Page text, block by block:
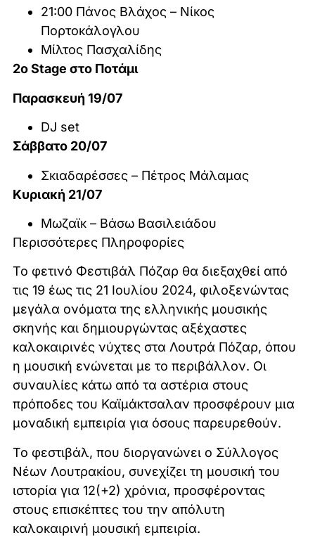
21:00 Πάνος Βλάχος – Νίκος
Πορτοκάλογλου
Μίλτος Πασχαλίδης
2ο Stage στο Ποτάμι
Παρασκευή 19/07
DJ set
Σάββατο 20/07
Σκιαδαρέσσες – Πέτρος Μάλαμας
Κυριακή 21/07
Μωζαϊκ – Βάσω Βασιλειάδου
Περισσότερες Πληροφορίες
Το φετινό Φεστιβάλ Πόζαρ θα διεξαχθεί από
τις 19 έως τις 21 Ιουλίου 2024, φιλοξενώντας
μεγάλα ονόματα της ελληνικής μουσικής
σκηνής και δημιουργώντας αξέχαστες
καλοκαιρινές νύχτες στα Λουτρά Πόζαρ, όπου
η μουσική ενώνεται με το περιβάλλον. Οι
συναυλίες κάτω από τα αστέρια στους
πρόποδες του Καϊμάκτσαλαν προσφέρουν μια
μοναδική εμπειρία για όσους παρευρεθούν.
Το φεστιβάλ, που διοργανώνει ο Σύλλογος
Νέων Λουτρακίου, συνεχίζει τη μουσική του
ιστορία για 12(+2) χρόνια, προσφέροντας
στους επισκέπτες του την απόλυτη
καλοκαιρινή μουσική εμπειρία.